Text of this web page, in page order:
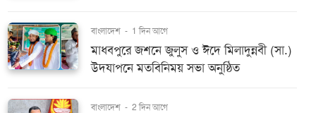
বাংলাদেশ - 1 দিন আগে
মাধবপুরে জশনে জুলুস ও ঈদে মিলাদুন্নবী (সা.)
উদযাপনে মতবিনিময় সভা অনুষ্ঠিত
বাংলাদেশ - 2 দিন আগে